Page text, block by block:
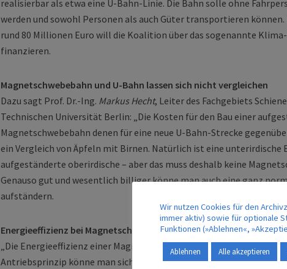
realisierbar als etwa eine U-Bahn-Linie. Die Bahn solle ohne
werden und sowohl Personen als auch Güter transportieren können.
rund 80 Millionen Euro will die Koalition über das sogenannte
finanzieren.
Magnetschwebebahn und U-Bahn lassen sich nicht vergleichen
Dazu sagt Prof. Dr.-Ing. Markus Hecht, Leiter des Fachgebiets
Technischen Universität Berlin: „Die Kosten für den Bau einer
Magnetschwebebahn denen für eine neue U-Bahn-Strecke
ein Vergleich von Äpfeln mit Birnen. Natürlich ist eine unterirdische
aufgeständerte oberirdische – aber das muss deshalb keine
Genauso gut und wesentlich billiger könne man auch eine ganz
aufständern.
Energieeffizienz bei Magnetschwebebahn ist schlecht
„Die Energieeffizienz einer Magnetschwebebahn ist sehr schlecht“,
Antriebsprinzip könne man sich als langgestreckten,
Wir nutzen Cookies für den
immer aktiv) sowie für optionale
Funktionen (»Ablehnen«,
Ablehnen Alle akzeptieren